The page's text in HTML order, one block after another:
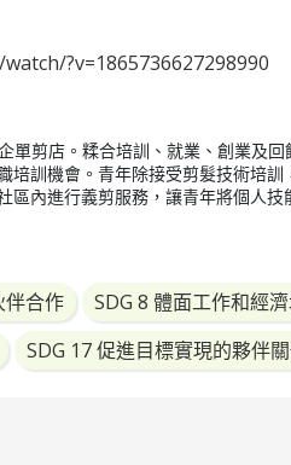
?v=1865736627298990
單剪店。糅合培訓、就業、創業及
培訓機會。青年除接受剪髮技術培
區內進行義剪服務，讓青年將個人技
伴合作 SDG 8 體面工作和經
SDG 17 促進目標實現的夥伴